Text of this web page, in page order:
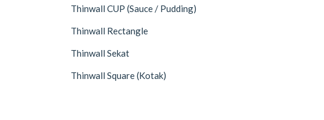
Thinwall CUP (Sauce / Pudding)
Thinwall Rectangle
Thinwall Sekat
Thinwall Square (Kotak)